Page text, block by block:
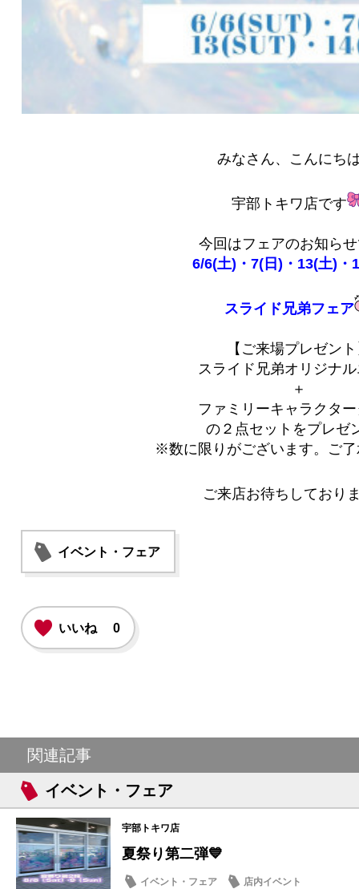
みなさん、こんにち
宇部トキワ店です
今回はフェアのお知ら
6/6(土)・7(日)・13(土)・
スライド兄弟フェア
【ご来場プレゼン
スライド兄弟オリジナ
＋
ファミリーキャラクタ
の２点セットをプレゼ
※数に限りがございます。ご
ご来店お待ちしており
イベント・フェア
いいね 0
関連記事
イベント・フェア
宇部トキワ店
夏祭り第二弾💙
イベント・フェア 店内イベント